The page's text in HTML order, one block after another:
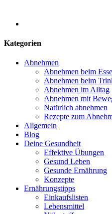
Kategorien
Abnehmen
Abnehmen beim
Abnehmen beim
Abnehmen im Alltag
Abnehmen mit
Natürlich abnehmen
Rezepte zum
Allgemein
Blog
Deine Gesundheit
Effektive Übungen
Gesund Leben
Gesunde Ernährung
Konzepte
Ernährungstipps
Einkaufslisten
Lebensmittel